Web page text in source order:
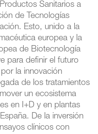
Sanitarios a
de Tecnologías
Esto, unido a la
europea y la
de Biotecnología
para definir el futuro
la innovación
de los tratamientos
un ecosistema
en I+D y en plantas
De la inversión
clínicos con